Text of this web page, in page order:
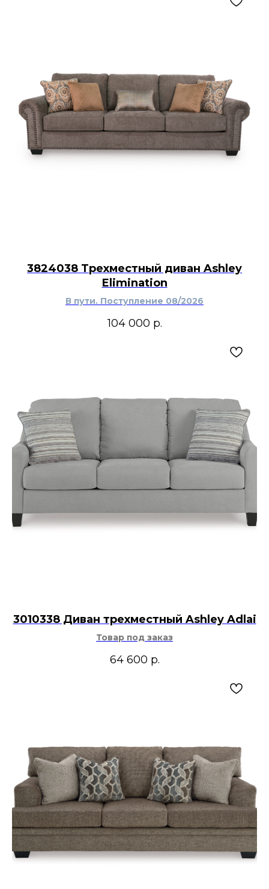
3824038 Трехместный диван Ashley
Elimination
В пути. Поступление 08/2026
104 000 р.
3010338 Диван трехместный Ashley Adlai
Товар под заказ
64 600 р.